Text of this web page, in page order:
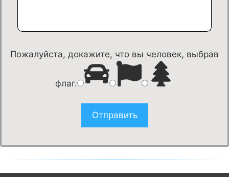
Пожалуйста, докажите, что вы человек, выбрав
флаг.